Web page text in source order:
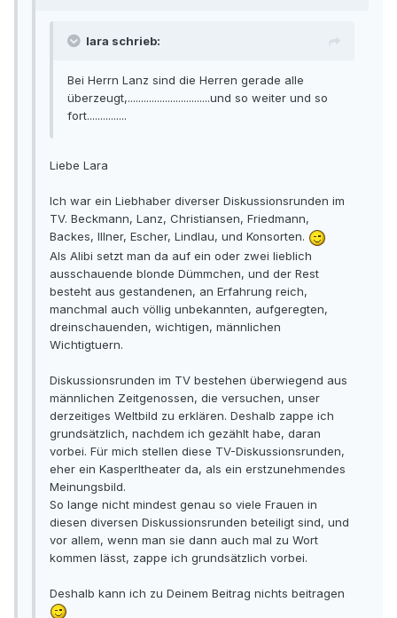
lara schrieb:
Bei Herrn Lanz sind die Herren gerade alle
überzeugt,...............................und so weiter und so
fort...............
Liebe Lara
Ich war ein Liebhaber diverser Diskussionsrunden im
TV. Beckmann, Lanz, Christiansen, Friedmann,
Backes, Illner, Escher, Lindlau, und Konsorten.
Als Alibi setzt man da auf ein oder zwei lieblich
ausschauende blonde Dümmchen, und der Rest
besteht aus gestandenen, an Erfahrung reich,
manchmal auch völlig unbekannten, aufgeregten,
dreinschauenden, wichtigen, männlichen
Wichtigtuern.
Diskussionsrunden im TV bestehen überwiegend aus
männlichen Zeitgenossen, die versuchen, unser
derzeitiges Weltbild zu erklären. Deshalb zappe ich
grundsätzlich, nachdem ich gezählt habe, daran
vorbei. Für mich stellen diese TV-Diskussionsrunden,
eher ein Kasperltheater da, als ein erstzunehmendes
Meinungsbild.
So lange nicht mindest genau so viele Frauen in
diesen diversen Diskussionsrunden beteiligt sind, und
vor allem, wenn man sie dann auch mal zu Wort
kommen lässt, zappe ich grundsätzlich vorbei.
Deshalb kann ich zu Deinem Beitrag nichts beitragen